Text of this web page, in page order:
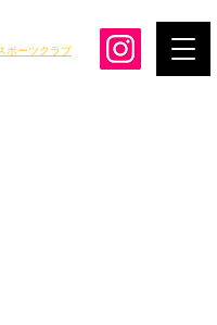
ポーツクラブ